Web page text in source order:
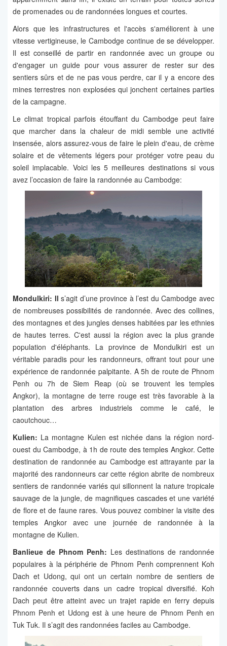
de promenades ou de randonnées longues et courtes.
Alors que les infrastructures et l'accès s'améliorent à une
vitesse vertigineuse, le Cambodge continue de se développer.
Il est conseillé de partir en randonnée avec un groupe ou
d'engager un guide pour vous assurer de rester sur des
sentiers sûrs et de ne pas vous perdre, car il y a encore des
mines terrestres non explosées qui jonchent certaines parties
de la campagne.
Le climat tropical parfois étouffant du Cambodge peut faire
que marcher dans la chaleur de midi semble une activité
insensée, alors assurez-vous de faire le plein d'eau, de crème
solaire et de vêtements légers pour protéger votre peau du
soleil implacable. Voici les 5 meilleures destinations si vous
avez l’occasion de faire la randonnée au Cambodge:
Mondulkiri: Il s’agit d’une province à l’est du Cambodge avec
de nombreuses possibilités de randonnée. Avec des collines,
des montagnes et des jungles denses habitées par les ethnies
de hautes terres. C'est aussi la région avec la plus grande
population d'éléphants. La province de Mondulkiri est un
véritable paradis pour les randonneurs, offrant tout pour une
expérience de randonnée palpitante. A 5h de route de Phnom
Penh ou 7h de Siem Reap (où se trouvent les temples
Angkor), la montagne de terre rouge est très favorable à la
plantation des arbres industriels comme le café, le
caoutchouc…
Kulien: La montagne Kulen est nichée dans la région nord-
ouest du Cambodge, à 1h de route des temples Angkor. Cette
destination de randonnée au Cambodge est attrayante par la
majorité des randonneurs car cette région abrite de nombreux
sentiers de randonnée variés qui sillonnent la nature tropicale
sauvage de la jungle, de magnifiques cascades et une variété
de flore et de faune rares. Vous pouvez combiner la visite des
temples Angkor avec une journée de randonnée à la
montagne de Kulien.
Banlieue de Phnom Penh: Les destinations de randonnée
populaires à la périphérie de Phnom Penh comprennent Koh
Dach et Udong, qui ont un certain nombre de sentiers de
randonnée couverts dans un cadre tropical diversifié. Koh
Dach peut être atteint avec un trajet rapide en ferry depuis
Phnom Penh et Udong est à une heure de Phnom Penh en
Tuk Tuk. Il s’agit des randonnées faciles au Cambodge.